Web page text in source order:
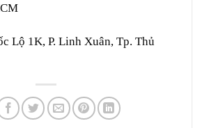
Lộ 1K, P. Linh Xuân, Tp. Thủ